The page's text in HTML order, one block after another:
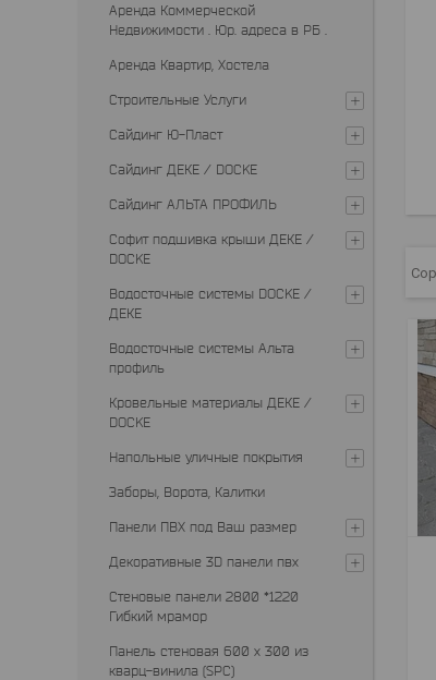
Аренда Коммерческой
Недвижимости . Юр. адреса в РБ .
Аренда Квартир, Хостела
Строительные Услуги
Сайдинг Ю-Пласт
Сайдинг ДЕКЕ / DOCKE
Сайдинг АЛЬТА ПРОФИЛЬ
Софит подшивка крыши ДЕКЕ /
DOCKE
Водосточные системы DOCKE /
ДЕКЕ
Водосточные системы Альта
профиль
Кровельные материалы ДЕКЕ /
DOCKE
Напольные уличные покрытия
Заборы, Ворота, Калитки
Панели ПВХ под Ваш размер
Декоративные 3D панели пвх
Стеновые панели 2800 *1220
Гибкий мрамор
Панель стеновая 600 х 300 из
кварц-винила (SPC)